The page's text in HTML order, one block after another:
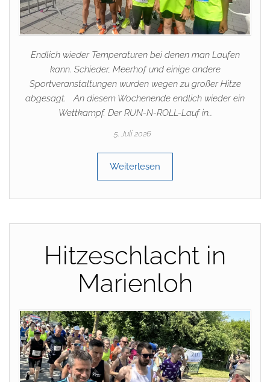
Endlich wieder Temperaturen bei denen man Laufen
kann. Schieder, Meerhof und einige andere
Sportveranstaltungen wurden wegen zu großer Hitze
abgesagt. An diesem Wochenende endlich wieder ein
Wettkampf. Der RUN-N-ROLL-Lauf in…
5. Juli 2026
Weiterlesen
Hitzeschlacht in
Marienloh